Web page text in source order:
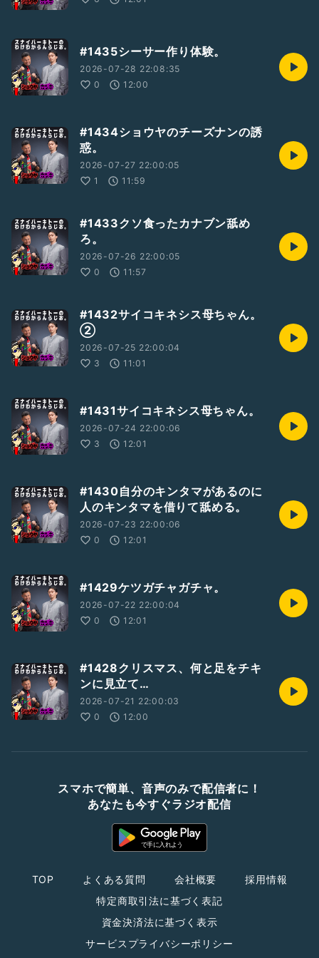
#1435シーサー作り体験。
2026-07-28 22:08:35
0
12:00
#1434ショウヤのチーズナンの誘
惑。
2026-07-27 22:00:05
1
11:59
#1433クソ食ったカナブン舐め
ろ。
2026-07-26 22:00:05
0
11:57
#1432サイコキネシス母ちゃん。
②
2026-07-25 22:00:04
3
11:01
#1431サイコキネシス母ちゃん。
2026-07-24 22:00:06
3
12:01
#1430自分のキンタマがあるのに
人のキンタマを借りて舐める。
2026-07-23 22:00:06
0
12:01
#1429ケツガチャガチャ。
2026-07-22 22:00:04
0
12:01
#1428クリスマス、何と足をチキ
ンに見立て…
2026-07-21 22:00:03
0
12:00
スマホで簡単、音声のみで配信者に！
あなたも今すぐラジオ配信
TOP よくある質問 会社概要
採用情報
特定商取引法に基づく表記
資金決済法に基づく表示
サービスプライバシーポリシー